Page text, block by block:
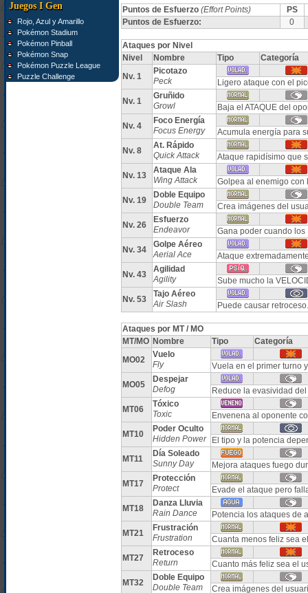
Juegos I Gen
Rojo, Azul y Amarillo
Pokémon Stadium
Pokémon Pinball
Pokémon Snap
Pokémon Puzzle League
Puzzle Challenge
Puntos de Esfuerzo (Effort Points)
PS
Puntos de Esfuerzo:
0
Ataques por Nivel
Nivel
Nombre Tipo
Categoría
Nv. 1
Picotazo
Peck
Ligero ataque con el
Nv. 1
Gruñido
Growl
Baja el ATAQUE del
Nv. 4
Foco Energía
Focus Energy
Acumula energía para
Nv. 8
At. Rápido
Quick Attack
Ataque rapidísimo que
Nv. 13
Ataque Ala
Wing Attack
Golpea al enemigo con
Nv. 19
Doble Equipo
Double Team
Crea imágenes del
Nv. 26
Esfuerzo
Endeavor
Gana poder cuando
Nv. 34
Golpe Aéreo
Aerial Ace
Ataque
Nv. 43
Agilidad
Agility
Sube mucho la
Nv. 53
Tajo Aéreo
Air Slash
Puede causar retroceso.
Ataques por MT / MO
MT/MO Nombre Tipo
Categoría
MO02
Vuelo
Fly
Vuela en el primer turno
MO05
Despejar
Defog
Reduce la evasividad
MT06
Tóxico
Toxic
Envenena al oponente
MT10
Poder Oculto
Hidden Power
El tipo y la potencia
MT11
Día Soleado
Sunny Day
Mejora ataques fuego
MT17
Protección
Protect
Evade el ataque pero
MT18
Danza Lluvia
Rain Dance
Potencia los ataques de
MT21
Frustración
Frustration
Cuanta menos feliz sea
MT27
Retroceso
Return
Cuanto más feliz sea el
MT32
Doble Equipo
Double Team
Crea imágenes del